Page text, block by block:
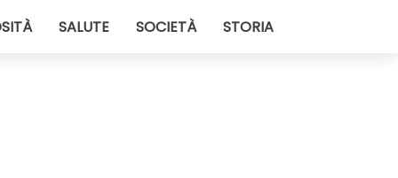
SALUTE SOCIETÀ STORIA